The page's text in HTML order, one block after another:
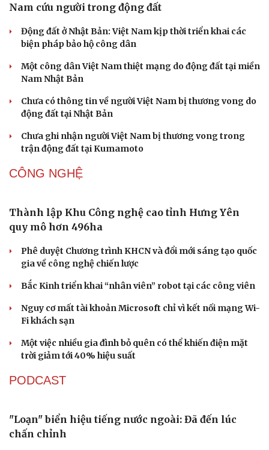
Sức khỏe
Dinh dưỡng - món ngon
Cây thuốc
Sản phụ khoa
Nhi khoa
Nam khoa
Phòng mạch online
Ăn sạch sống khỏe
Đời sống
Blog
Tình yêu - Gia đình
Nam cứu người trong động đất
Động đất ở Nhật Bản: Việt Nam kịp thời triển khai các
biện pháp bảo hộ công dân
Một công dân Việt Nam thiệt mạng do động đất tại miền
Nam Nhật Bản
Chưa có thông tin về người Việt Nam bị thương vong do
động đất tại Nhật Bản
Chưa ghi nhận người Việt Nam bị thương vong trong
trận động đất tại Kumamoto
CÔNG NGHỆ
Thành lập Khu Công nghệ cao tỉnh Hưng Yên
quy mô hơn 496ha
Phê duyệt Chương trình KHCN và đổi mới sáng tạo quốc
gia về công nghệ chiến lược
Bắc Kinh triển khai “nhân viên” robot tại các công viên
Nguy cơ mất tài khoản Microsoft chỉ vì kết nối mạng Wi-
Fi khách sạn
Một việc nhiều gia đình bỏ quên có thể khiến điện mặt
trời giảm tới 40% hiệu suất
PODCAST
"Loạn" biển hiệu tiếng nước ngoài: Đã đến lúc
chấn chỉnh